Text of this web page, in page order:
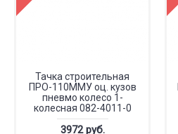
Тачка строительная
ПРО-110ММУ оц. кузов
пневмо колесо 1-
колесная 082-4011-0
3972 руб.